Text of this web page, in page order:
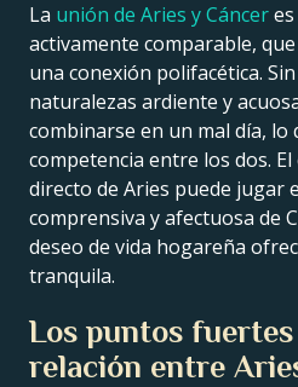
La unión de Aries y Cáncer
activamente comparable, que
una conexión polifacética. Sin
naturalezas ardiente y
combinarse en un mal día, lo
competencia entre los dos. El
directo de Aries puede jugar
comprensiva y afectuosa de
deseo de vida hogareña
tranquila.
Los puntos fuertes
relación entre